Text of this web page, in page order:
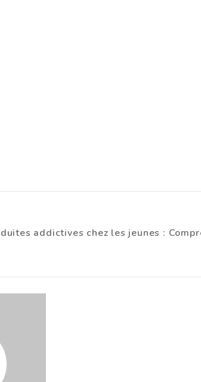
addictives chez les jeunes :